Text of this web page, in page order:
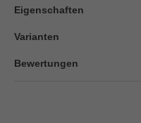
Eigenschaften
Varianten
Bewertungen